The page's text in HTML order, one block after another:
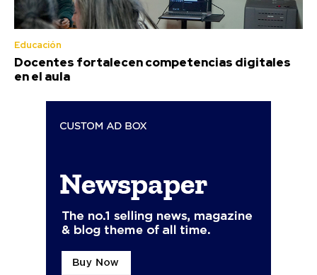
Educación
Docentes fortalecen competencias digitales
en el aula